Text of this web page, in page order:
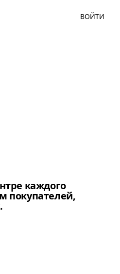
ВОЙТИ
подчеркивающими
каждого
покупателей,